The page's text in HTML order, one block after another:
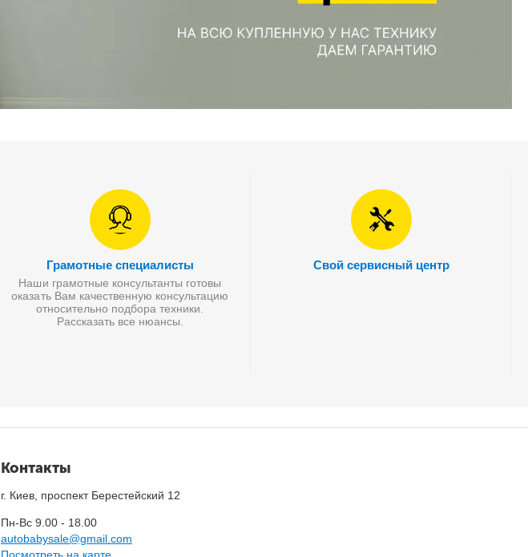
Грамотные специалисты
Наши грамотные консультанты готовы
оказать Вам качественную консультацию
относительно подбора техники.
Рассказать все нюансы.
Свой сервисный центр
Контакты
г. Киев, проспект Берестейский 12
Пн-Вс 9.00 - 18.00
autobabysale@gmail.com